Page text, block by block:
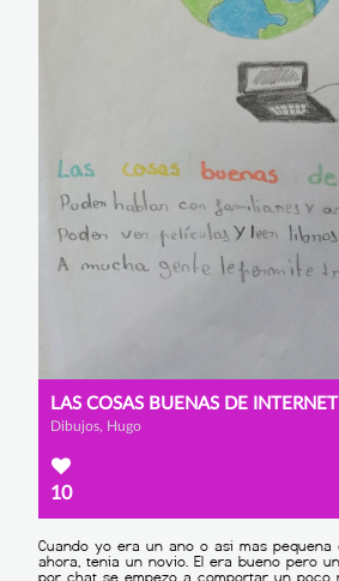
LAS COSAS BUENAS DE INTERNET
Dibujos, Hugo
10